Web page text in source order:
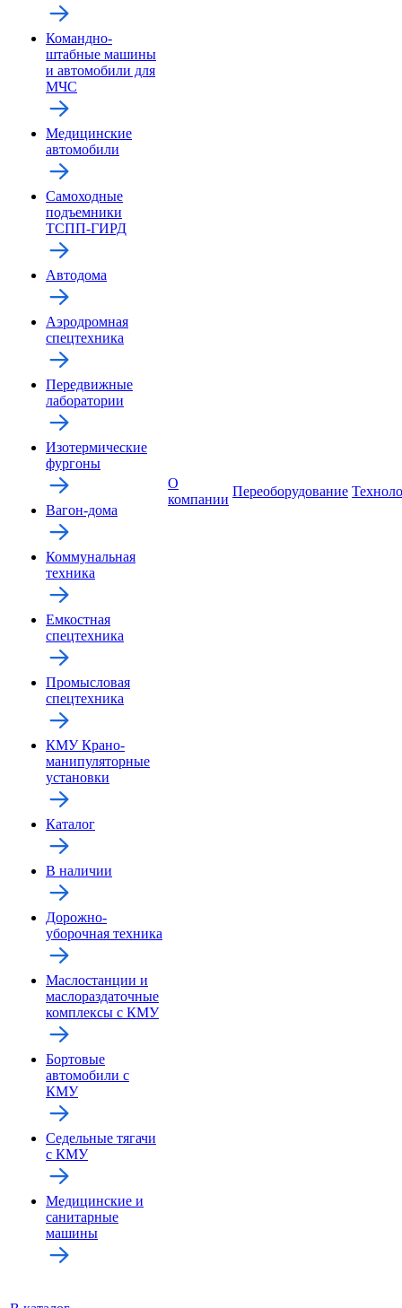
Командно-
штабные машины
и автомобили для
МЧС
Медицинские
автомобили
Самоходные
подъемники
ТСПП-ГИРД
Автодома
Аэродромная
спецтехника
Передвижные
лаборатории
Изотермические
фургоны
Вагон-дома
Коммунальная
техника
Емкостная
спецтехника
Промысловая
спецтехника
КМУ Крано-
манипуляторные
установки
Каталог
В наличии
Дорожно-
уборочная техника
Маслостанции и
маслораздаточные
комплексы с КМУ
Бортовые
автомобили с
КМУ
Седельные тягачи
с КМУ
Медицинские и
санитарные
машины
О
компании
Переоборудование